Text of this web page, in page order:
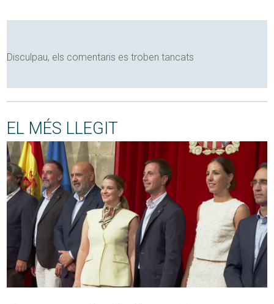
Disculpau, els comentaris es troben tancats
EL MÉS LLEGIT